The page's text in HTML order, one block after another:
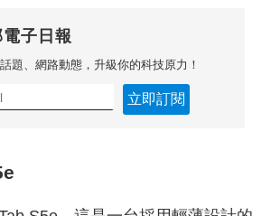
子日報
題、網路動態，升級你的科技原力！
立即訂閱